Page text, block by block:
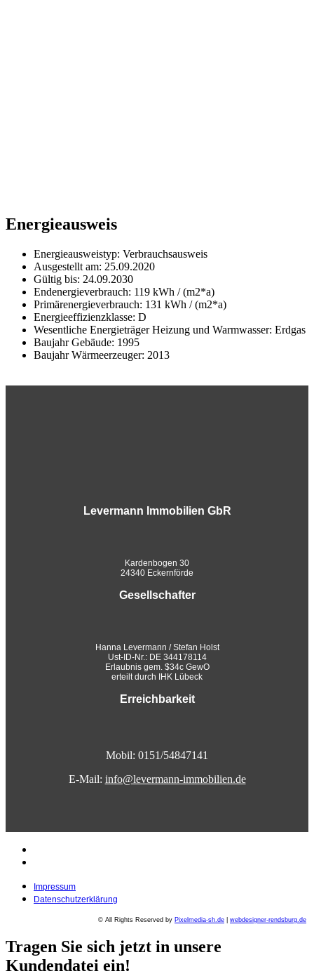
Energieausweis
Energieausweistyp: Verbrauchsausweis
Ausgestellt am: 25.09.2020
Gültig bis: 24.09.2030
Endenergieverbrauch: 119 kWh / (m2*a)
Primärenergieverbrauch: 131 kWh / (m2*a)
Energieeffizienzklasse: D
Wesentliche Energieträger Heizung und Warmwasser: Erdgas
Baujahr Gebäude: 1995
Baujahr Wärmeerzeuger: 2013
Levermann Immobilien GbR
Kardenbogen 30
24340 Eckernförde
Gesellschafter
Hanna Levermann / Stefan Holst
Ust-ID-Nr.: DE 344178114
Erlaubnis gem. $34c GewO
erteilt durch IHK Lübeck
Erreichbarkeit
Mobil: 0151/54847141
E-Mail: info@levermann-immobilien.de
Impressum
Datenschutzerklärung
© All Rights Reserved by Pixelmedia-sh.de webdesigner-rendsburg.de
Tragen Sie sich jetzt in unsere
Kundendatei ein!